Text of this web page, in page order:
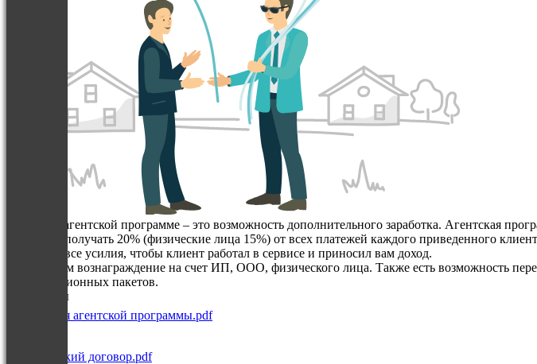
Участие в агентской программе – это возможность дополнительного заработка. Агентская
Вы будете получать 20% (физические лица 15%) от всех платежей каждого приведенного
приложит все усилия, чтобы клиент работал в сервисе и приносил вам доход.
Перечислим вознаграждение на счет ИП, ООО, физического лица. Также есть возможность
консультационных пакетов.
Документы
Условия агентской программы.pdf
Агентский договор.pdf